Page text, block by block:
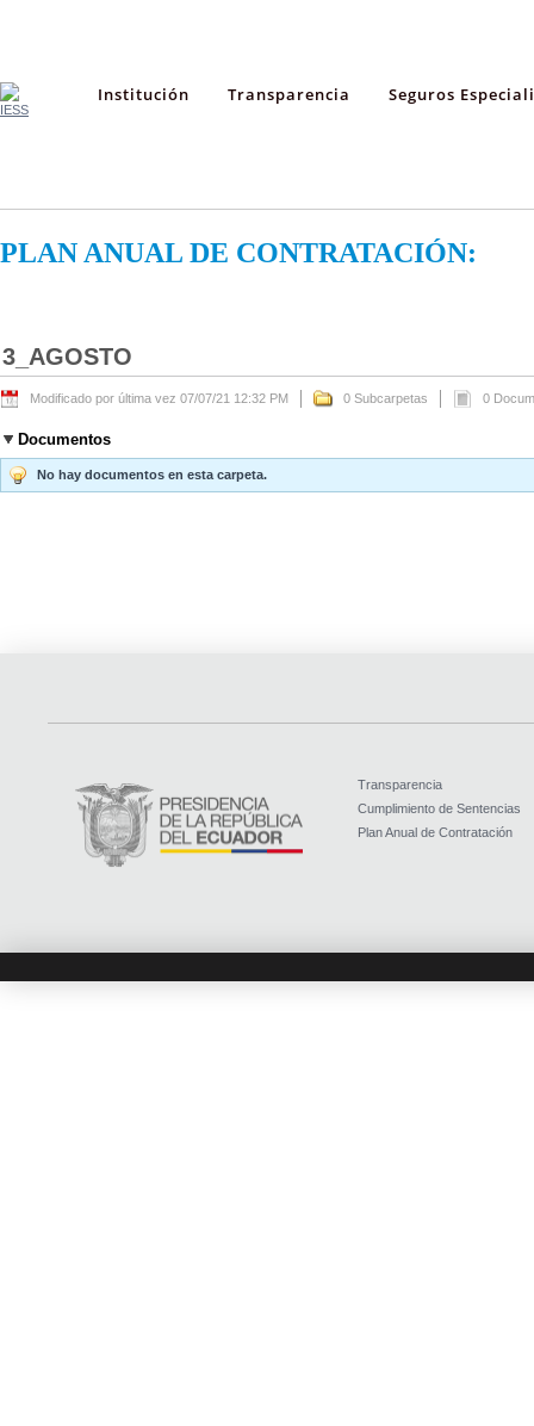
Institución Transparencia Seguros
PLAN ANUAL DE CONTRATACIÓN:
3_AGOSTO
Modificado por última vez 07/07/21 12:32 PM 0 Subcarpetas 0
Documentos
No hay documentos en esta carpeta.
Transparencia
Cumplimiento de Sentencias
Plan Anual de Contratación